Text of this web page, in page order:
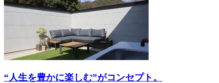
“人生を豊かに楽しむ”がコンセプト。